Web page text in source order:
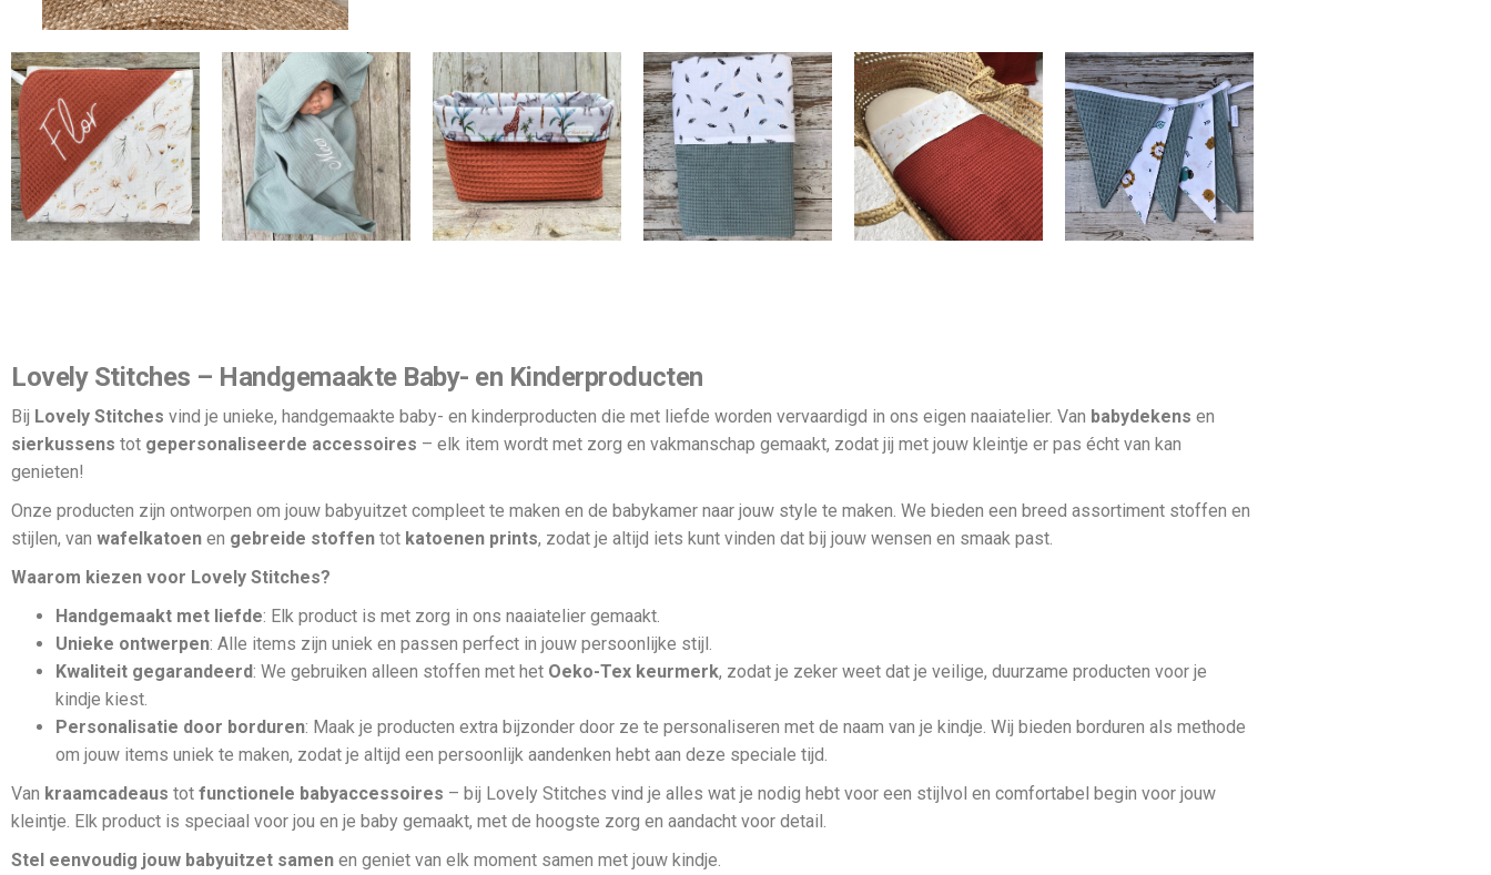
Lovely Stitches – Handgemaakte Baby- en Kinderproducten
Bij Lovely Stitches vind je unieke, handgemaakte baby- en kinderproducten die met liefde worden vervaardigd in ons eigen naaiatelier. Van babydekens en
sierkussens tot gepersonaliseerde accessoires – elk item wordt met zorg en vakmanschap gemaakt, zodat jij met jouw kleintje er pas écht van kan
genieten!
Onze producten zijn ontworpen om jouw babyuitzet compleet te maken en de babykamer naar jouw style te maken. We bieden een breed assortiment stoffen en
stijlen, van wafelkatoen en gebreide stoffen tot katoenen prints, zodat je altijd iets kunt vinden dat bij jouw wensen en smaak past.
Waarom kiezen voor Lovely Stitches?
Handgemaakt met liefde: Elk product is met zorg in ons naaiatelier gemaakt.
Unieke ontwerpen: Alle items zijn uniek en passen perfect in jouw persoonlijke stijl.
Kwaliteit gegarandeerd: We gebruiken alleen stoffen met het Oeko-Tex keurmerk, zodat je zeker weet dat je veilige, duurzame producten voor je
kindje kiest.
Personalisatie door borduren: Maak je producten extra bijzonder door ze te personaliseren met de naam van je kindje. Wij bieden borduren als methode
om jouw items uniek te maken, zodat je altijd een persoonlijk aandenken hebt aan deze speciale tijd.
Van kraamcadeaus tot functionele babyaccessoires – bij Lovely Stitches vind je alles wat je nodig hebt voor een stijlvol en comfortabel begin voor jouw
kleintje. Elk product is speciaal voor jou en je baby gemaakt, met de hoogste zorg en aandacht voor detail.
Stel eenvoudig jouw babyuitzet samen en geniet van elk moment samen met jouw kindje.